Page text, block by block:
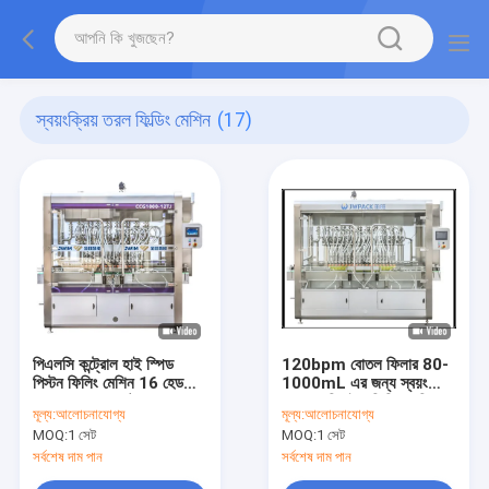
স্বয়ংক্রিয় তরল ফিল্ডিং মেশিন (17)
পিএলসি কন্ট্রোল হাই স্পিড
পিস্টন ফিলিং মেশিন 16 হেড
মূল্য:আলোচনাযোগ্য
MOQ:1 সেট
সর্বশেষ দাম পান
120bpm বোতল ফিলার 80-
1000mL এর জন্য স্বয়ংক্রিয়
মূল্য:আলোচনাযোগ্য
MOQ:1 সেট
সর্বশেষ দাম পান